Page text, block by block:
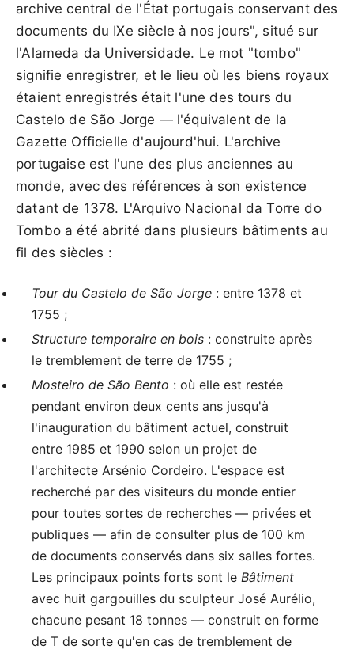
archive central de l'État portugais conservant des
documents du IXe siècle à nos jours", situé sur
l'Alameda da Universidade. Le mot "tombo"
signifie enregistrer, et le lieu où les biens royaux
étaient enregistrés était l'une des tours du
Castelo de São Jorge — l'équivalent de la
Gazette Officielle d'aujourd'hui. L'archive
portugaise est l'une des plus anciennes au
monde, avec des références à son existence
datant de 1378. L'Arquivo Nacional da Torre do
Tombo a été abrité dans plusieurs bâtiments au
fil des siècles :
Tour du Castelo de São Jorge : entre 1378 et
1755 ;
Structure temporaire en bois : construite après
le tremblement de terre de 1755 ;
Mosteiro de São Bento : où elle est restée
pendant environ deux cents ans jusqu'à
l'inauguration du bâtiment actuel, construit
entre 1985 et 1990 selon un projet de
l'architecte Arsénio Cordeiro. L'espace est
recherché par des visiteurs du monde entier
pour toutes sortes de recherches — privées et
publiques — afin de consulter plus de 100 km
de documents conservés dans six salles fortes.
Les principaux points forts sont le Bâtiment
avec huit gargouilles du sculpteur José Aurélio,
chacune pesant 18 tonnes — construit en forme
de T de sorte qu'en cas de tremblement de